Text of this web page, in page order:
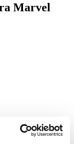
Marvel